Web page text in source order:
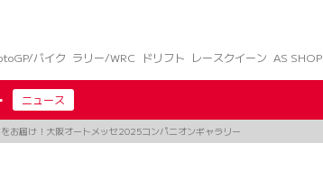
バイク ラリー/WRC ドリフト レースクイーン AS SHOP
ニュース
お届け！大阪オートメッセ2025コンパニオンギャラリー